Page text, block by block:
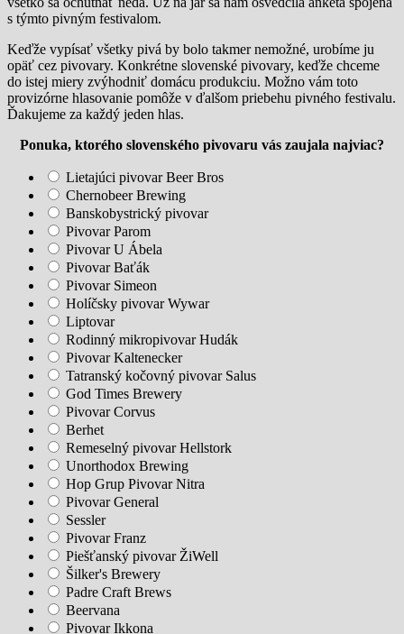
s týmto pivným festivalom.
Keďže vypísať všetky pivá by bolo takmer nemožné, urobíme ju
opäť cez pivovary. Konkrétne slovenské pivovary, keďže chceme
do istej miery zvýhodniť domácu produkciu. Možno vám toto
provizórne hlasovanie pomôže v ďalšom priebehu pivného festivalu.
Ďakujeme za každý jeden hlas.
Ponuka, ktorého slovenského pivovaru vás zaujala najviac?
Lietajúci pivovar Beer Bros
Chernobeer Brewing
Banskobystrický pivovar
Pivovar Parom
Pivovar U Ábela
Pivovar Baťák
Pivovar Simeon
Holíčsky pivovar Wywar
Liptovar
Rodinný mikropivovar Hudák
Pivovar Kaltenecker
Tatranský kočovný pivovar Salus
God Times Brewery
Pivovar Corvus
Berhet
Remeselný pivovar Hellstork
Unorthodox Brewing
Hop Grup Pivovar Nitra
Pivovar General
Sessler
Pivovar Franz
Piešťanský pivovar ŽiWell
Šilker's Brewery
Padre Craft Brews
Beervana
Pivovar Ikkona